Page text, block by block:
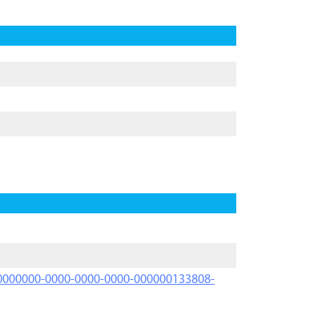
0000-0000-0000-000000133808-